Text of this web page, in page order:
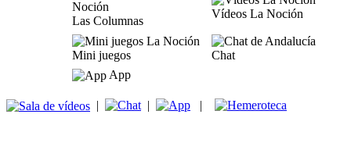
Las Columnas
Vídeos La Noción
Mini juegos
Chat
App
| | |